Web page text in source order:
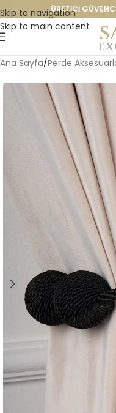
Skip to navigation
Skip to main content
ÜRETİCİ
Ana Sayfa/Perde